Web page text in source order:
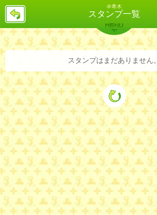
＠希木
スタンプ一覧
戻
バックナンバー 詳細検索 ランキング
MENU
スタンプはまだありません。